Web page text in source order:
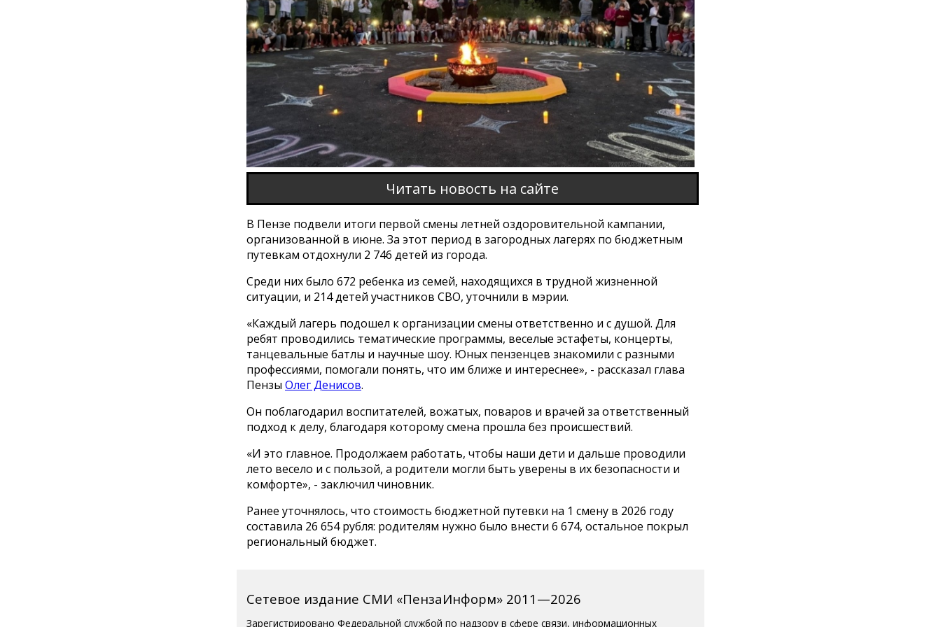
Читать новость на сайте
В Пензе подвели итоги первой смены летней оздоровительной кампании,
организованной в июне. За этот период в загородных лагерях по бюджетным
путевкам отдохнули 2 746 детей из города.
Среди них было 672 ребенка из семей, находящихся в трудной жизненной
ситуации, и 214 детей участников СВО, уточнили в мэрии.
«Каждый лагерь подошел к организации смены ответственно и с душой. Для
ребят проводились тематические программы, веселые эстафеты, концерты,
танцевальные батлы и научные шоу. Юных пензенцев знакомили с разными
профессиями, помогали понять, что им ближе и интереснее», - рассказал глава
Пензы Олег Денисов.
Он поблагодарил воспитателей, вожатых, поваров и врачей за ответственный
подход к делу, благодаря которому смена прошла без происшествий.
«И это главное. Продолжаем работать, чтобы наши дети и дальше проводили
лето весело и с пользой, а родители могли быть уверены в их безопасности и
комфорте», - заключил чиновник.
Ранее уточнялось, что стоимость бюджетной путевки на 1 смену в 2026 году
составила 26 654 рубля: родителям нужно было внести 6 674, остальное покрыл
региональный бюджет.
Сетевое издание СМИ «ПензаИнформ» 2011—2026
Зарегистрировано Федеральной службой по надзору в сфере связи, информационных